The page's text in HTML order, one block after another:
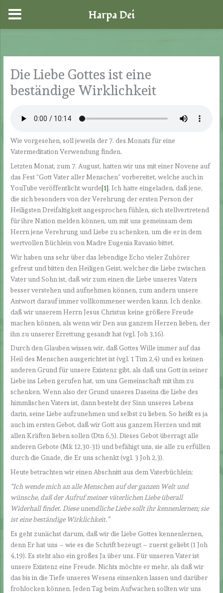
springen
Die Liebe Gottes ist eine
beständige Wirklichkeit
Wie vorgesehen, soll jeweils der 7. des Monats für eine
Vatermeditation Verwendung finden.
Letzten Monat, zum 7. August, hatten wir uns mit einer Novene auf
das Fest “Gott Vater aller Menschen” vorbereitet, welche auch in
YouTube veröffentlicht wurde[1]. Ich hatte eingeladen, daß jene,
die sich besonders von der Verehrung der ersten Person der
Heiligsten Dreifaltigkeit angesprochen fühlen, sich stellvertretend
für ihre Nation melden können, um mit uns gemeinsam dem
Herrn jene Verehrung und Liebe zu schenken, um die er in dem
wertvollen Büchlein von Madre Eugenia Ravasio bittet.
Wir haben uns sehr über das lebendige Echo vieler Zuhörer
gefreut und bitten den Heiligen Geist, welcher die Liebe zwischen
Vater und Sohn ist, daß wir zum einen die Liebe unseres Vaters
besser verstehen und aufnehmen können, zum andern unsere
Antwort darauf immer vollkommener werden kann. Ich denke.
daß wir unserem Herrn Jesus Christus keine größere Freude
machen können, als wenn wir Den aus ganzem Herzen lieben, der
ihn zu unserer Errettung gesandt hat (vgl. Joh 3,16).
Durch den Glauben wissen wir, daß Gottes Wille immer auf das
Heil des Menschen ausgerichtet ist (vgl. 1 Tim 2,4) und es keinen
anderen Grund für unsere Existenz gibt, als daß uns Gott in seiner
Liebe ins Leben gerufen hat, um uns Gemeinschaft mit ihm zu
schenken. Wenn also der Grund unseres Daseins die Liebe des
himmlischen Vaters ist, dann besteht der Sinn unseres Lebens
darin, seine Liebe aufzunehmen und selbst zu lieben. So heißt es ja
auch im ersten Gebot, daß wir Gott aus ganzem Herzen und mit
allen Kräften lieben sollen (Dtn 6,5). Dieses Gebot überragt alle
anderen Gebote (Mk 12,30-31) und befähigt uns, sie alle zu erfüllen
durch die Gnade, die Er uns schenkt (vgl. 3 Joh 2,3).
Heute betrachten wir einen Abschnitt aus dem Vaterbüchlein:
“Ich wende mich an alle Menschen auf der ganzen Welt und
wünsche, daß der Aufruf meiner väterlichen Liebe überall
Widerhall findet. Diese unendliche Liebe sollt ihr kennenlernen; sie
ist eine beständige Wirklichkeit.”
Es geht zunächst darum, daß wir die Liebe Gottes kennenlernen,
denn Er hat uns – wie es die Schrift bezeugt – zuerst geliebt (1 Joh
4,19). Es steht also ein großes Ja über uns. Für unseren Vater ist
unsere Existenz eine Freude. Nichts möchte er mehr, als daß wir
das bis in die Tiefe unseres Wesens einsenken lassen und darüber
frohlocken können. Jeden Tag beim Aufwachen sollten wir uns
Harpa Dei